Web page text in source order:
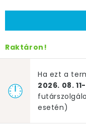
Raktáron!
Ha ezt a
2026. 08.
esetén)